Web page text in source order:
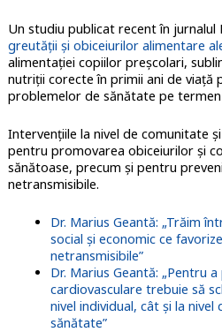
Un studiu publicat recent în jurnalul
greutății și obiceiurilor alimentare
alimentației copiilor preșcolari,
nutriții corecte în primii ani de viață
problemelor de sănătate pe termen
Intervențiile la nivel de comunitate
pentru promovarea obiceiurilor și
sănătoase, precum și pentru
netransmisibile.
Dr. Marius Geantă: „Trăim
social și economic ce
netransmisibile”
Dr. Marius Geantă: „Pentru
cardiovasculare trebuie să
nivel individual, cât și la
sănătate”